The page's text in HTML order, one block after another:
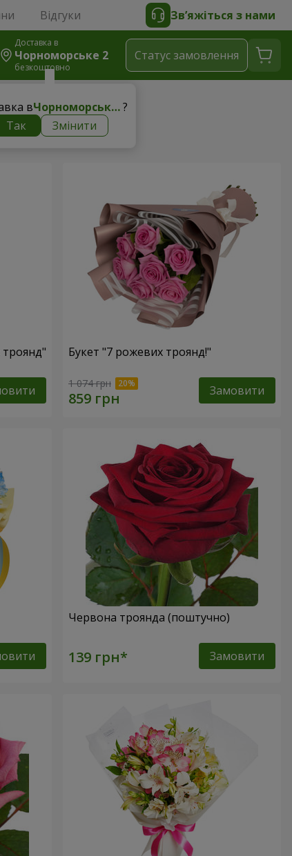
Відгуки Зв’яжіться з нами
Доставка в
Чорноморське 2
безкоштовно
в Чорноморське 2?
Так
Змінити
Статус замовлення
троянд" Букет "7 рожевих троянд!"
1 074 грн Замовити
Червона троянда (поштучно)
Замовити